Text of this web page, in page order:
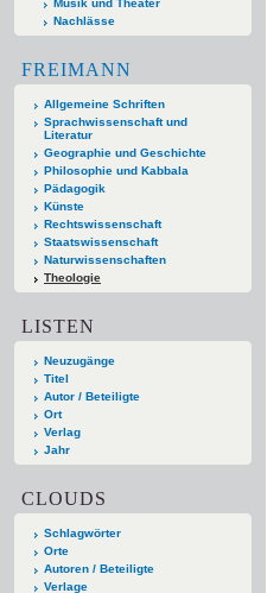
Musik und Theater
Nachlässe
FREIMANN
Allgemeine Schriften
Sprachwissenschaft und
Literatur
Geographie und Geschichte
Philosophie und Kabbala
Pädagogik
Künste
Rechtswissenschaft
Staatswissenschaft
Naturwissenschaften
Theologie
LISTEN
Neuzugänge
Titel
Autor / Beteiligte
Ort
Verlag
Jahr
CLOUDS
Schlagwörter
Orte
Autoren / Beteiligte
Verlage